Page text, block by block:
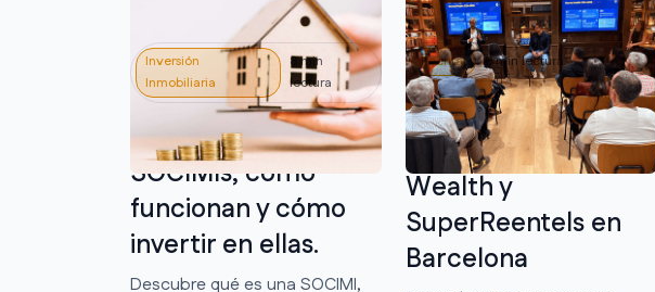
Inversión
Inmobiliaria
8 min
lectura
Qué son las
SOCIMIs, cómo
funcionan y cómo
invertir en ellas.
Descubre qué es una SOCIMI,
Reental 8 min lectura
Nos encontramos
con inversores
Wealth y
SuperReentels en
Barcelona